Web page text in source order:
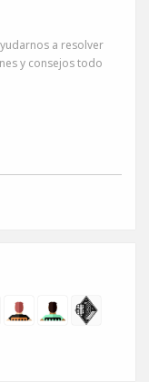
a resolver
y consejos todo